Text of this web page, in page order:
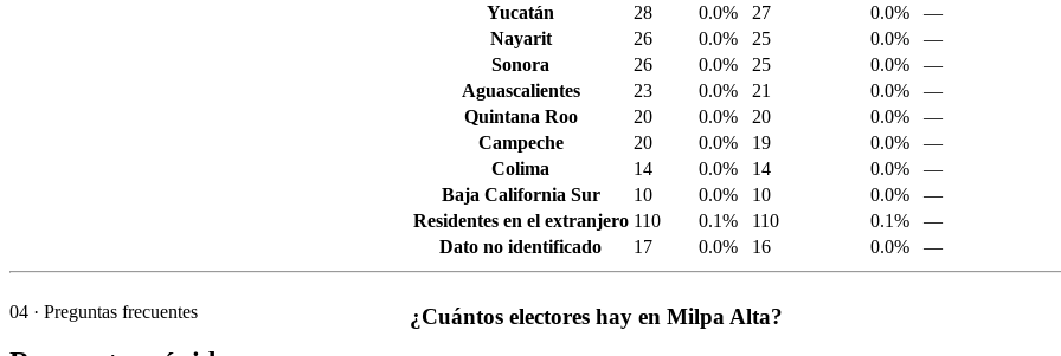
Yucatán
28 0.0% 27 0.0%
—
Nayarit
26 0.0% 25 0.0%
—
Sonora
26 0.0% 25 0.0%
—
Aguascalientes
23 0.0% 21 0.0%
—
Quintana Roo
20 0.0% 20 0.0%
—
Campeche
20 0.0% 19 0.0%
—
Colima
14 0.0% 14 0.0%
—
Baja California Sur
10 0.0% 10 0.0%
—
Residentes en el extranjero 110 0.1% 110 0.1%
—
Dato no identificado
17 0.0% 16 0.0% —
04 · Preguntas frecuentes ¿Cuántos electores hay en Milpa Alta?